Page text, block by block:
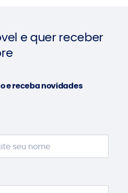
e quer receber
e receba novidades